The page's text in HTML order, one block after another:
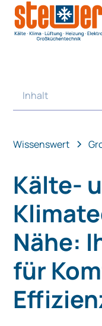
Inhalt
Wissenswert
Kälte-
Nähe:
für